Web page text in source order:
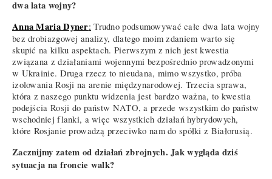
dwa lata wojny?
Anna Maria Dyner: Trudno podsumowywać całe dwa lata wojny
bez drobiazgowej analizy, dlatego moim zdaniem warto się
skupić na kilku aspektach. Pierwszym z nich jest kwestia
związana z działaniami wojennymi bezpośrednio prowadzonymi
w Ukrainie. Druga rzecz to nieudana, mimo wszystko, próba
izolowania Rosji na arenie międzynarodowej. Trzecia sprawa,
która z naszego punktu widzenia jest bardzo ważna, to kwestia
podejścia Rosji do państw NATO, a przede wszystkim do państw
wschodniej flanki, a więc wszystkich działań hybrydowych,
które Rosjanie prowadzą przeciwko nam do spółki z Białorusią.
Zacznijmy zatem od działań zbrojnych. Jak wygląda dziś
sytuacja na froncie walk?